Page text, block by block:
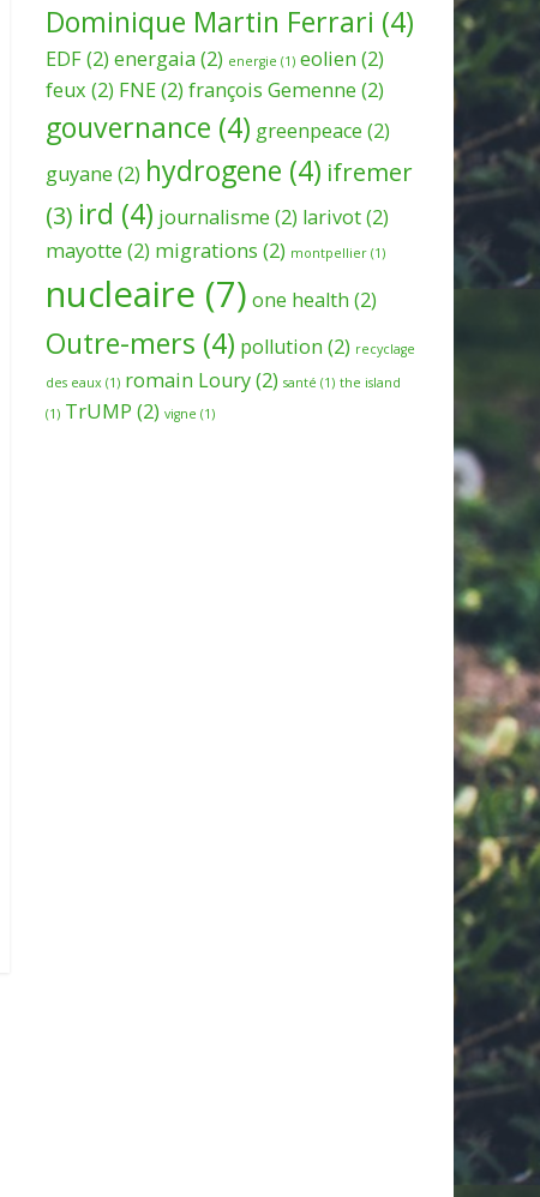
Dominique Martin Ferrari (4)
EDF(2) energaia (2) energie (1) eolien (2)
feux (2) FNE(2) françois Gemenne (2)
gouvernance (4) greenpeace (2)
guyane (2) hydrogene (4) ifremer
(3) ird (4) journalisme (2) larivot(2)
mayotte (2) migrations (2) montpellier (1)
nucleaire (7) one health (2)
Outre-mers (4) pollution (2) recyclage
des eaux (1) romain Loury(2) santé (1) the island
(1) TrUMP (2) vigne (1)